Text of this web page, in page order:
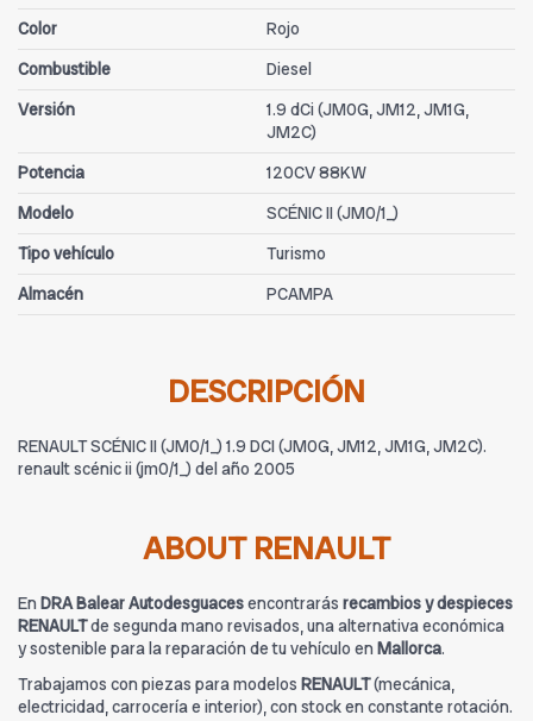
Color
Rojo
Combustible
Diesel
Versión
1.9 dCi (JM0G, JM12, JM1G,
JM2C)
Potencia
120CV 88KW
Modelo
SCÉNIC II (JM0/1_)
Tipo vehículo
Turismo
Almacén
PCAMPA
DESCRIPCIÓN
RENAULT SCÉNIC II (JM0/1_) 1.9 DCI (JM0G, JM12, JM1G, JM2C).
renault scénic ii (jm0/1_) del año 2005
ABOUT RENAULT
En DRA Balear Autodesguacesencontrarás recambios y despieces
RENAULTde segunda mano revisados, una alternativa económica
y sostenible para la reparación de tu vehículo en Mallorca.
Trabajamos con piezas para modelos RENAULT(mecánica,
electricidad, carrocería e interior), con stock en constante rotación.